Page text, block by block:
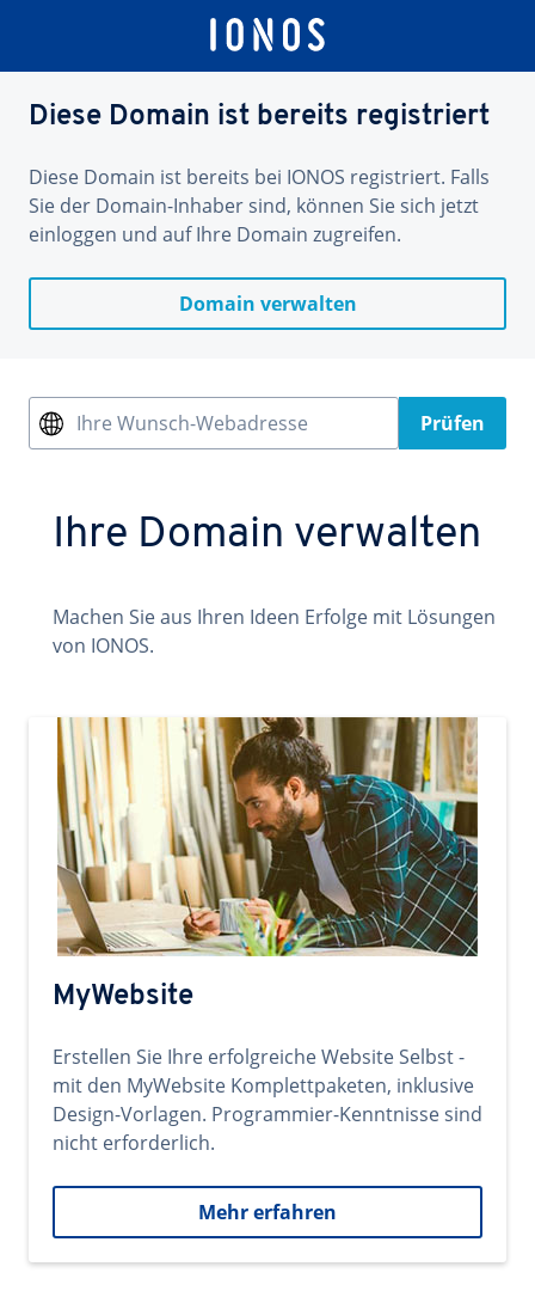
Diese Domain ist bereits registriert
Diese Domain ist bereits bei IONOS registriert. Falls
Sie der Domain-Inhaber sind, können Sie sich jetzt
einloggen und auf Ihre Domain zugreifen.
Domain verwalten
Ihre Wunsch-Webadresse Prüfen
Ihre Domain verwalten
Machen Sie aus Ihren Ideen Erfolge mit Lösungen
von IONOS.
MyWebsite
Erstellen Sie Ihre erfolgreiche Website Selbst -
mit den MyWebsite Komplettpaketen, inklusive
Design-Vorlagen. Programmier-Kenntnisse sind
nicht erforderlich.
Mehr erfahren